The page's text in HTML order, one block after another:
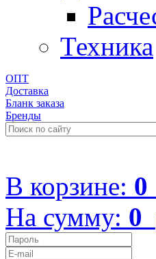
Техника
ОПТ
Доставка
Бланк заказа
Бренды
В корзине: 0
На сумму: 0